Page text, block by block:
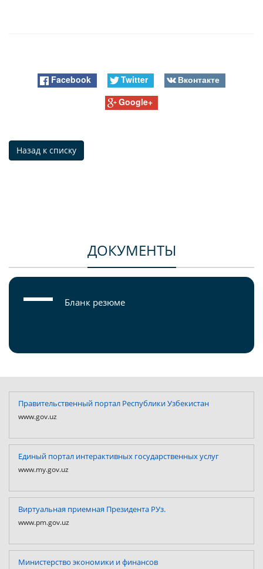
Facebook Twitter
Вконтакте
Google+
Назад к списку
ДОКУМЕНТЫ
Бланк резюме
Правительственный портал Республики Узбекистан
www.gov.uz
Единый портал интерактивных государственных услуг
www.my.gov.uz
Виртуальная приемная Президента РУз.
www.pm.gov.uz
Министерство экономики и финансов